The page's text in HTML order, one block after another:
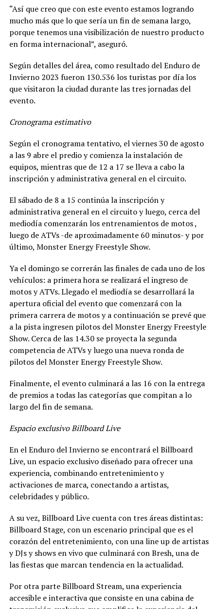
“Así que creo que con este evento estamos logrando
mucho más que lo que sería un fin de semana largo,
porque tenemos una visibilización de nuestro producto
en forma internacional”, aseguró.
Según detalles del área, como resultado del Enduro de
Invierno 2023 fueron 130.536 los turistas por día los
que visitaron la ciudad durante las tres jornadas del
evento.
Cronograma estimativo
Según el cronograma tentativo, el viernes 30 de agosto
a las 9 abre el predio y comienza la instalación de
equipos, mientras que de 12 a 17 se lleva a cabo la
inscripción y administrativa general en el circuito.
El sábado de 8 a 15 continúa la inscripción y
administrativa general en el circuito y luego, cerca del
mediodía comenzarán los entrenamientos de motos ,
luego de ATVs -de aproximadamente 60 minutos- y por
último, Monster Energy Freestyle Show.
Ya el domingo se correrán las finales de cada uno de los
vehículos: a primera hora se realizará el ingreso de
motos y ATVs. Llegado el mediodía se desarrollará la
apertura oficial del evento que comenzará con la
primera carrera de motos y a continuación se prevé que
a la pista ingresen pilotos del Monster Energy Freestyle
Show. Cerca de las 14.30 se proyecta la segunda
competencia de ATVs y luego una nueva ronda de
pilotos del Monster Energy Freestyle Show.
Finalmente, el evento culminará a las 16 con la entrega
de premios a todas las categorías que compitan a lo
largo del fin de semana.
Espacio exclusivo Billboard Live
En el Enduro del Invierno se encontrará el Billboard
Live, un espacio exclusivo diseñado para ofrecer una
experiencia, combinando entretenimiento y
activaciones de marca, conectando a artistas,
celebridades y público.
A su vez, Billboard Live cuenta con tres áreas distintas:
Billboard Stage, con un escenario principal que es el
corazón del entretenimiento, con una line up de artistas
y DJs y shows en vivo que culminará con Bresh, una de
las fiestas que marcan tendencia en la actualidad.
Por otra parte Billboard Stream, una experiencia
accesible e interactiva que consiste en una cabina de